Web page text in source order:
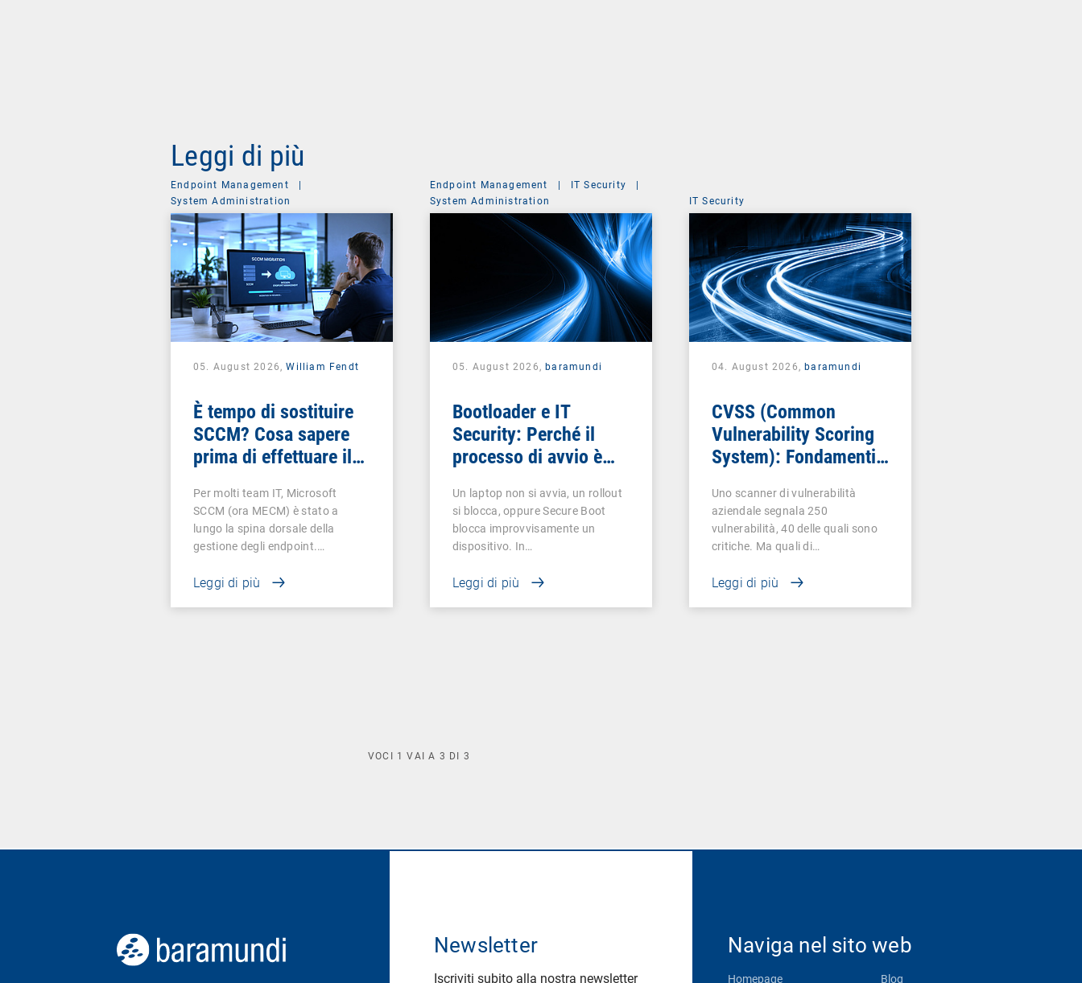
Leggi di più
Endpoint Management
|
System Administration
05. August 2026,William Fendt
È tempo di sostituire
SCCM? Cosa sapere
prima di effettuare il
Per molti team IT, Microsoft
SCCM (ora MECM) è stato a
lungo la spina dorsale della
gestione degli endpoint.…
Leggi di più
Endpoint Management | IT Security
|
System Administration
05. August 2026,baramundi
Bootloader e IT
Security: Perché il
processo di avvio è
Un laptop non si avvia, un rollout
si blocca, oppure Secure Boot
blocca improvvisamente un
dispositivo. In…
Leggi di più
IT Security
04. August 2026,baramundi
CVSS (Common
Vulnerability Scoring
System): Fondamenti
vulnerabilità
Uno scanner di vulnerabilità
aziendale segnala 250
vulnerabilità, 40 delle quali sono
critiche. Ma quali di…
Leggi di più
VOCI 1 VAI A 3 DI 3
Newsletter
Iscriviti subito alla nostra newsletter
Naviga nel sito web
Homepage Blog